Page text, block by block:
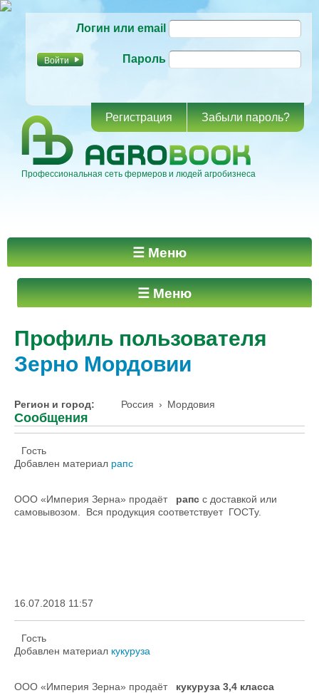
основному
Логин или email
Пароль
Регистрация Забыли пароль?
Профессиональная сеть фермеров и людей агробизнеса
Главное меню ☰ Меню
☰ Меню
Профиль пользователя
Зерно Мордовии
Регион и город: Россия › Мордовия
Сообщения
Гость
Добавлен материал рапс
ООО «Империя Зерна» продаёт рапс с доставкой или
самовывозом. Вся продукция соответствует ГОСТу.
16.07.2018 11:57
Гость
Добавлен материал кукуруза
ООО «Империя Зерна» продаёт кукуруза 3,4 класса